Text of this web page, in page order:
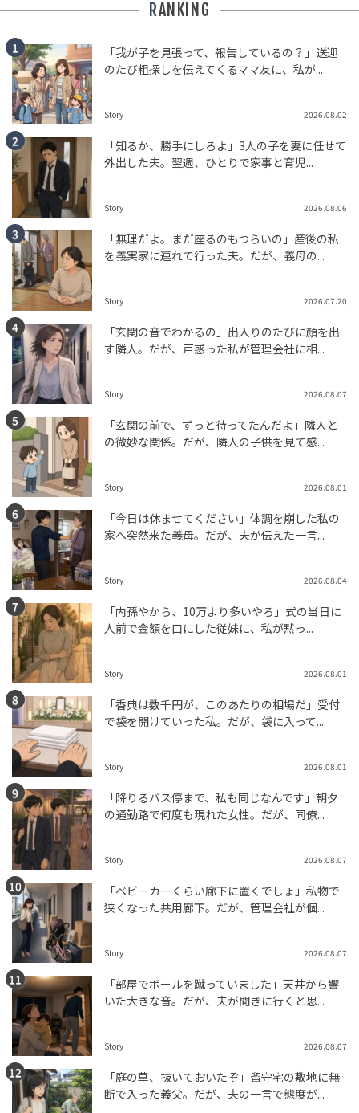
RANKING
「我が子を見張って、報告しているの？」送迎
のたび粗探しを伝えてくるママ友に、私が...
Story 2026.08.02
「知るか、勝手にしろよ」3人の子を妻に任せて
外出した夫。翌週、ひとりで家事と育児...
Story 2026.08.06
「無理だよ。まだ座るのもつらいの」産後の私
を義実家に連れて行った夫。だが、義母の...
Story 2026.07.20
「玄関の音でわかるの」出入りのたびに顔を出
す隣人。だが、戸惑った私が管理会社に相...
Story 2026.08.07
「玄関の前で、ずっと待ってたんだよ」隣人と
の微妙な関係。だが、隣人の子供を見て感...
Story 2026.08.01
「今日は休ませてください」体調を崩した私の
家へ突然来た義母。だが、夫が伝えた一言...
Story 2026.08.04
「内孫やから、10万より多いやろ」式の当日に
人前で金額を口にした従妹に、私が黙っ...
Story 2026.08.01
「香典は数千円が、このあたりの相場だ」受付
で袋を開けていった私。だが、袋に入って...
Story 2026.08.01
「降りるバス停まで、私も同じなんです」朝夕
の通勤路で何度も現れた女性。だが、同僚...
Story 2026.08.07
「ベビーカーくらい廊下に置くでしょ」私物で
狭くなった共用廊下。だが、管理会社が個...
Story 2026.08.07
「部屋でボールを蹴っていました」天井から響
いた大きな音。だが、夫が聞きに行くと思...
Story 2026.08.07
「庭の草、抜いておいたぞ」留守宅の敷地に無
断で入った義父。だが、夫の一言で態度が...